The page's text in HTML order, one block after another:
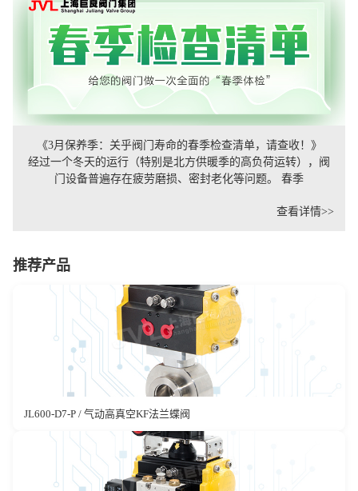
《3月保养季：关乎阀门寿命的春季检查清单，请查收！》
经过一个冬天的运行（特别是北方供暖季的高负荷运转），阀
门设备普遍存在疲劳磨损、密封老化等问题。 春季
查看详情>>
推荐产品
JL600-D7-P / 气动高真空KF法兰蝶阀